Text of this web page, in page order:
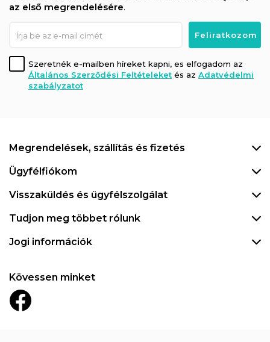
az első megrendelésére.
Szeretnék e-mailben híreket kapni, es elfogadom az
Általános Szerződési Feltételeket és az Adatvédelmi
szabályzatot
Megrendelések, szállítás és fizetés
Ügyfélfiókom
Visszaküldés és ügyfélszolgálat
Tudjon meg többet rólunk
Jogi információk
Kövessen minket